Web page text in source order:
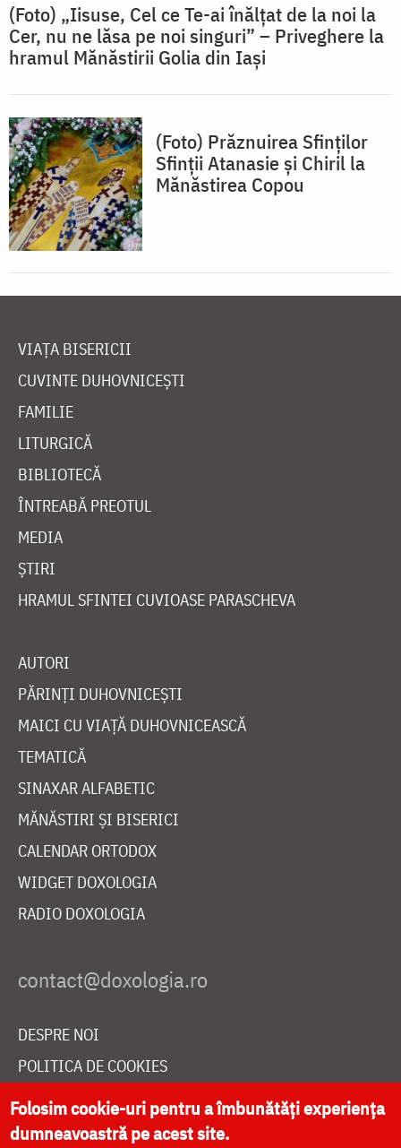
(Foto) „Iisuse, Cel ce Te-ai înălțat de la noi la
Cer, nu ne lăsa pe noi singuri” – Priveghere la
hramul Mănăstirii Golia din Iași
(Foto) Prăznuirea Sfinților
Sfinții Atanasie și Chiril la
Mănăstirea Copou
VIAȚA BISERICII
CUVINTE DUHOVNICEȘTI
FAMILIE
LITURGICĂ
BIBLIOTECĂ
ÎNTREABĂ PREOTUL
MEDIA
ȘTIRI
HRAMUL SFINTEI CUVIOASE PARASCHEVA
AUTORI
PĂRINȚI DUHOVNICEȘTI
MAICI CU VIAȚĂ DUHOVNICEASCĂ
TEMATICĂ
SINAXAR ALFABETIC
MĂNĂSTIRI ȘI BISERICI
CALENDAR ORTODOX
WIDGET DOXOLOGIA
RADIO DOXOLOGIA
DESPRE NOI
POLITICA DE COOKIES
DONEAZĂ ONLINE PENTRU CATEDRALA NAȚIONALĂ
Folosim cookie-uri pentru a îmbunătăți experiența
dumneavoastră pe acest site.